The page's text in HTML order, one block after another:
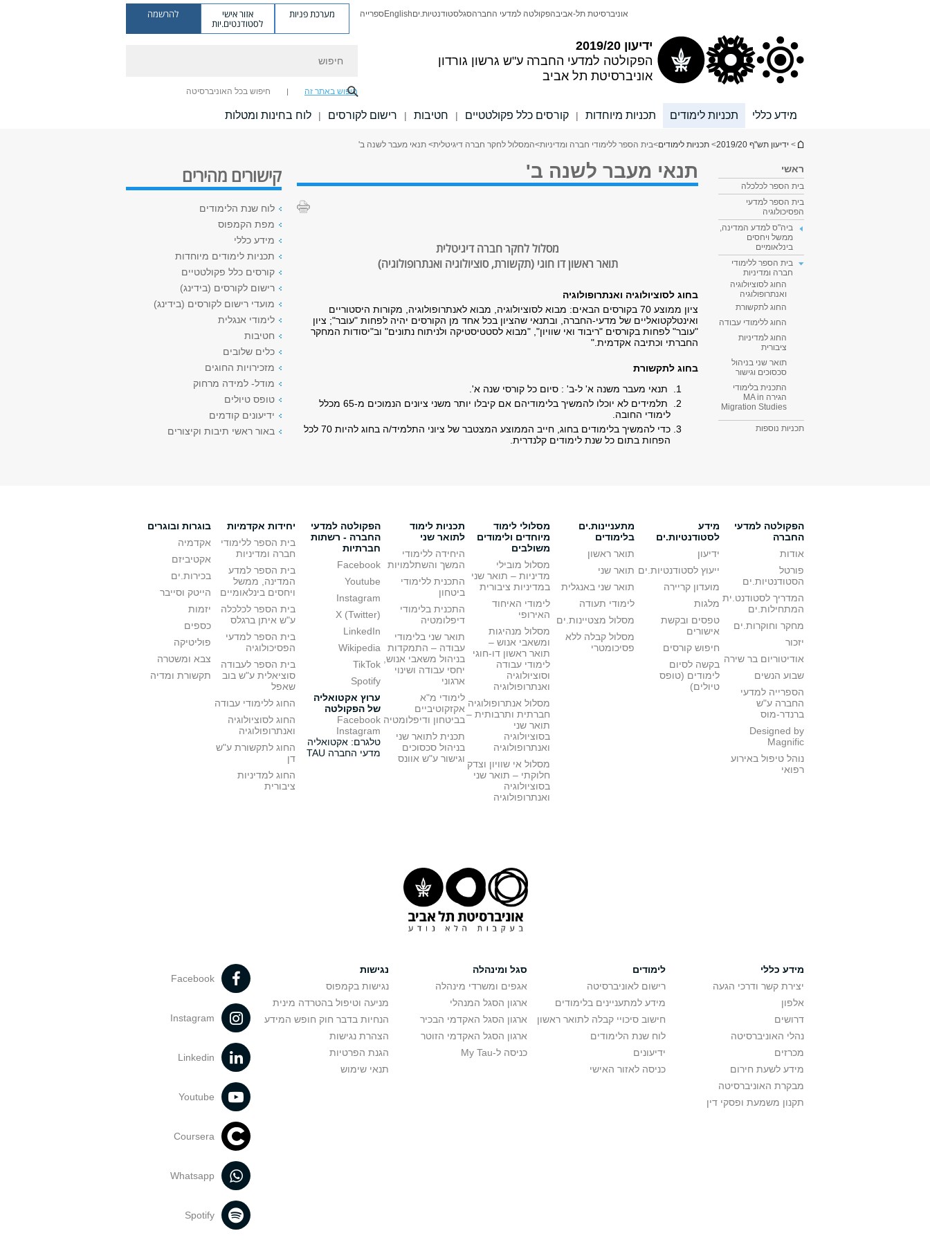
ידיעון 2019/20
הפקולטה למדעי החברה ע"ש גרשון גורדון
אוניברסיטת תל אביב
אוניברסיטת תל-אביבהפקולטה למדעי החברהסגלסטודנטיות.יםEnglishספרייה מערכת פניות אזור אישי
לסטודנטים.יות
להרשמה
חיפוש באתר זה חיפוש בכל האוניברסיטה
מידע כללי תכניות לימודים תכניות מיוחדות | קורסים כלל פקולטטיים | חטיבות | רישום לקורסים | לוח בחינות ומטלות
הינך נמצא כאן
> ידיעון תש"ף 2019/20 > תכניות לימודים>בית הספר ללימודי חברה ומדיניות>המסלול לחקר חברה דיגיטלית> תנאי מעבר לשנה ב'
ראשי
בית הספר לכלכלה
בית הספר למדעי
הפסיכולוגיה
ביה"ס למדע המדינה,
ממשל ויחסים
בינלאומיים
בית הספר ללימודי
חברה ומדיניות
החוג לסוציולוגיה
ואנתרופולוגיה
החוג לתקשורת
החוג ללימודי עבודה
החוג למדיניות
ציבורית
תואר שני בניהול
סכסוכים וגישור
התכנית בלימודי
הגירה MA in
Migration Studies​
תכניות נוספות
תנאי מעבר לשנה ב'
מסלול לחקר חברה דיגיטלית
תואר ראשון דו חוגי (תקשורת, סוציולוגיה ואנתרופולוגיה)
בחוג לסוציולוגיה ואנתרופולוגיה
ציון ממוצע 70 בקורסים הבאים: מבוא לסוציולוגיה, מבוא לאנתרופולוגיה, מקורות היסטוריים
ואינטלקטואליים של מדעי-החברה, ובתנאי שהציון בכל אחד מן הקורסים יהיה לפחות "עובר"; ציון
"עובר" לפחות בקורסים "ריבוד ואי שוויון", "מבוא לסטטיסטיקה ולניתוח נתונים" וב"יסודות המחקר
החברתי וכתיבה אקדמית ".
בחוג לתקשורת
תנאי מעבר משנה א' ל-ב' : סיום כל קורסי שנה א'.
תלמידים לא יוכלו להמשיך בלימודיהם אם קיבלו יותר משני ציונים הנמוכים מ-65 מכלל
לימודי החובה.
כדי להמשיך בלימודים בחוג, חייב הממוצע המצטבר של ציוני התלמיד/ה בחוג להיות 70 לכל
הפחות בתום כל שנת לימודים קלנדרית.
קישורים מהירים
לוח שנת הלימודים
מפת הקמפוס
מידע כללי
תכניות לימודים מיוחדות
קורסים כלל פקולטטיים
רישום לקורסים (בידינג)
מועדי רישום לקורסים (בידינג)
לימודי אנגלית
חטיבות
כלים שלובים
מזכירויות החוגים
מודל- למידה מרחוק
טופס טיולים
ידיעונים קודמים
באור ראשי תיבות וקיצורים
הפקולטה למדעי
החברה
אודות
פורטל
הסטודנטיות.ים
המדריך לסטודנט.ית
המתחילות.ים
מחקר וחוקרות.ים
יזכור
אודיטוריום בר שירה
שבוע הנשים
הספרייה למדעי
החברה ע"ש
ברנדר-מוס
Designed by
Magnific
נוהל טיפול באירוע
רפואי
מידע
לסטודנטיות.ים
ידיעון
ייעוץ לסטודנטיות.ים
מועדון קריירה
מלגות
טפסים ובקשת
אישורים
חיפוש קורסים
בקשה לסיום
לימודים (טופס
טיולים)
מתעניינות.ים
בלימודים
תואר ראשון
תואר שני
תואר שני באנגלית
לימודי תעודה
מסלול מצטיינות.ים
מסלול קבלה ללא
פסיכומטרי
מסלולי לימוד
מיוחדים ולימודים
משולבים
מסלול מובילי
מדיניות – תואר שני
במדיניות ציבורית
לימודי האיחוד
האירופי
מסלול מנהיגות
ומשאבי אנוש –
תואר ראשון דו-חוגי
לימודי עבודה
וסוציולוגיה
ואנתרופולוגיה
מסלול אנתרופולוגיה
חברתית ותרבותית –
תואר שני
בסוציולוגיה
ואנתרופולוגיה
מסלול אי שוויון וצדק
חלוקתי – תואר שני
בסוציולוגיה
ואנתרופולוגיה
תכניות לימוד
לתואר שני
היחידה ללימודי
המשך והשתלמויות
התכנית ללימודי
ביטחון
התכנית בלימודי
דיפלומטיה
תואר שני בלימודי
עבודה – התמקדות
בניהול משאבי אנוש,
יחסי עבודה ושינוי
ארגוני
לימודי מ"א
אקזקוטיביים
בביטחון ודיפלומטיה
תכנית לתואר שני
בניהול סכסוכים
וגישור ע"ש אוונס
הפקולטה למדעי
החברה - רשתות
חברתיות
Facebook
Youtube
Instagram
X (Twitter)
LinkedIn
Wikipedia
TikTok
Spotify
ערוץ אקטואליה
של הפקולטה
Facebook
Instagram
טלגרם: אקטואליה
מדעי החברה TAU
יחידות אקדמיות
בית הספר ללימודי
חברה ומדיניות
בית הספר למדע
המדינה, ממשל
ויחסים בינלאומיים
בית הספר לכלכלה
ע"ש איתן ברגלס
בית הספר למדעי
הפסיכולוגיה
בית הספר לעבודה
סוציאלית ע"ש בוב
שאפל
החוג ללימודי עבודה
החוג לסוציולוגיה
ואנתרופולוגיה
החוג לתקשורת ע"ש
דן
החוג למדיניות
ציבורית
בוגרות ובוגרים
אקדמיה
אקטיביזם
בכירות.ים
הייטק וסייבר
יזמות
כספים
פוליטיקה
צבא ומשטרה
תקשורת ומדיה
מידע כללי
יצירת קשר ודרכי הגעה
אלפון
דרושים
נהלי האוניברסיטה
מכרזים
מידע לשעת חירום
מבקרת האוניברסיטה
תקנון משמעת ופסקי דין
לימודים
רישום לאוניברסיטה
מידע למתעניינים בלימודים
חישוב סיכויי קבלה לתואר ראשון
לוח שנת הלימודים
ידיעונים
כניסה לאזור האישי
סגל ומינהלה
אגפים ומשרדי מינהלה
ארגון הסגל המנהלי
ארגון הסגל האקדמי הבכיר
ארגון הסגל האקדמי הזוטר
כניסה ל-My Tau
נגישות
נגישות בקמפוס
מניעה וטיפול בהטרדה מינית
הנחיות בדבר חוק חופש המידע
הצהרת נגישות
הגנת הפרטיות
תנאי שימוש
Facebook
Instagram
Linkedin
Youtube
Coursera
Whatsapp
Spotify